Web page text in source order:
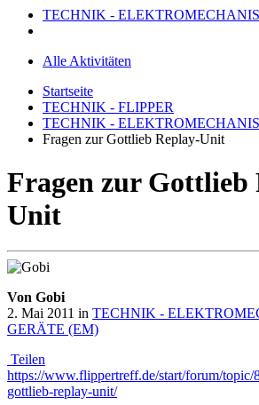
TECHNIK -
Alle Aktivitäten
Startseite
TECHNIK - FLIPPER
TECHNIK -
Fragen zur Gottlieb Replay-Unit
Fragen zur Gottlieb
Unit
Von Gobi
2. Mai 2011 in TECHNIK -
GERÄTE (EM)
Teilen
https://www.flippertreff.de/start/forum/topic/
gottlieb-replay-unit/